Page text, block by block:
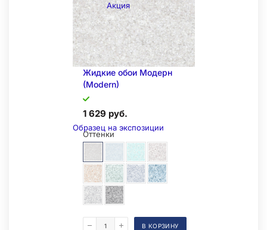
Акция
Образец на экспозиции
Жидкие обои Модерн
(Modern)
1 629 руб.
Оттенки
В КОРЗИНУ